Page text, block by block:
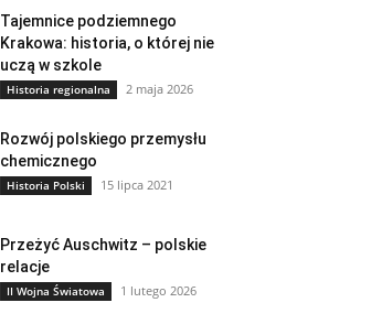
Tajemnice podziemnego
Krakowa: historia, o której nie
uczą w szkole
Historia regionalna 2 maja 2026
Rozwój polskiego przemysłu
chemicznego
Historia Polski 15 lipca 2021
Przeżyć Auschwitz – polskie
relacje
II Wojna Światowa 1 lutego 2026